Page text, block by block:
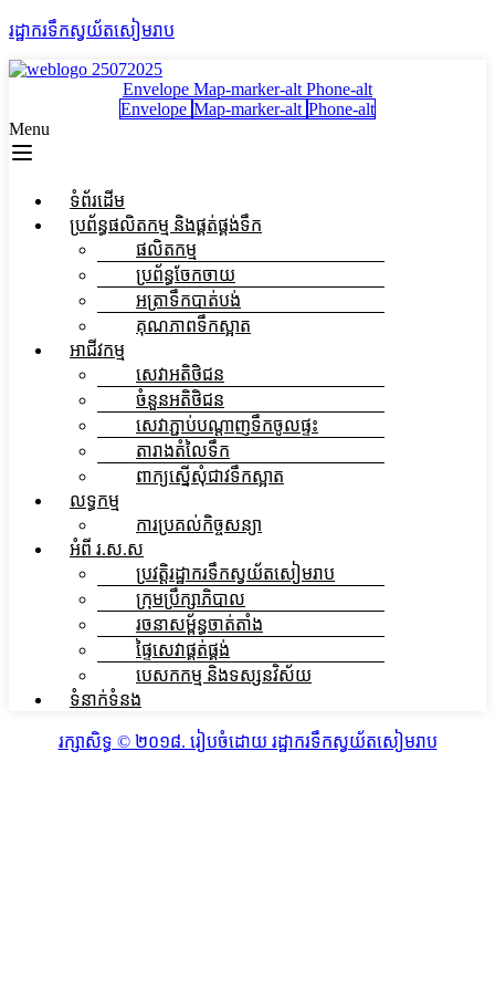
រដ្ឋាករទឹកស្វយ័តសៀមរាប
Envelope Map-marker-alt Phone-alt
Envelope Map-marker-alt Phone-alt
Menu
ទំព័រដើម
ប្រព័ន្ធផលិតកម្ម និងផ្គត់ផ្គង់ទឹក
ផលិតកម្ម
ប្រព័ន្ធចែកចាយ
អត្រាទឹកបាត់បង់
គុណភាពទឹកស្អាត
អាជីវកម្ម
សេវាអតិថិជន
ចំនួនអតិថិជន
សេវាភ្ជាប់បណ្តាញទឹកចូលផ្ទះ
តារាងតំលៃទឹក
ពាក្យស្នើសុំជាវទឹកស្អាត
លទ្ធកម្ម
ការប្រគល់កិច្ចសន្យា
អំពី រ.ស.ស
ប្រវត្តិរដ្ឋាករទឹកស្វយ័តសៀមរាប
ក្រុមប្រឹក្សាភិបាល
រចនាសម្ព័ន្ធចាត់តាំង
ផ្ទៃសេវាផ្គត់ផ្គង់
បេសកកម្ម និងទស្សនវិស័យ
ទំនាក់ទំនង
រក្សាសិទ្ធ​​​ ©​ ២០១៨​​​. រៀបចំដោយ រដ្ឋាករទឹកស្វយ័តសៀមរាប